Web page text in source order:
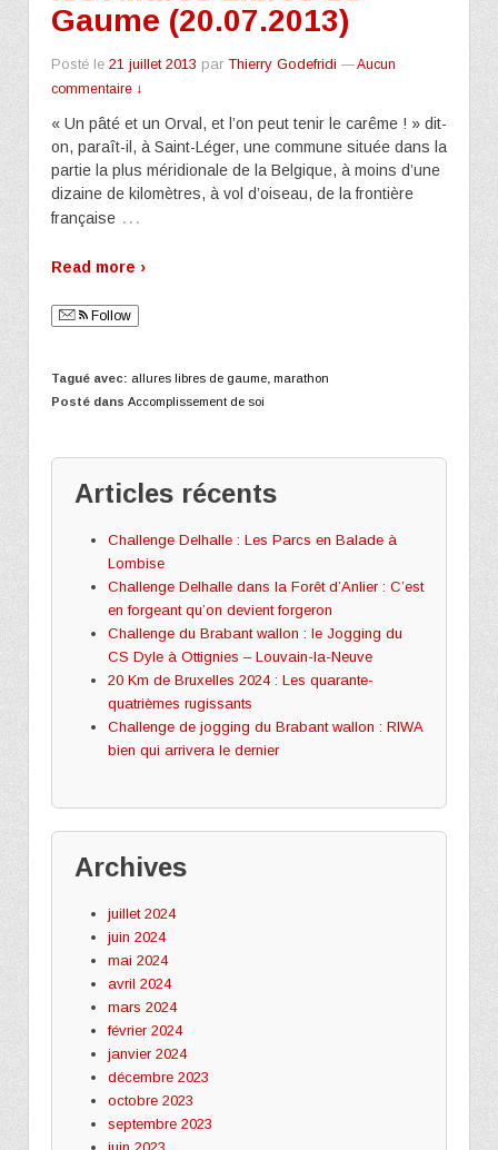
Gaume (20.07.2013)
Posté le 21 juillet 2013 par Thierry Godefridi —Aucun
commentaire ↓
« Un pâté et un Orval, et l’on peut tenir le carême ! » dit-
on, paraît-il, à Saint-Léger, une commune située dans la
partie la plus méridionale de la Belgique, à moins d’une
dizaine de kilomètres, à vol d’oiseau, de la frontière
française …
Read more ›
Follow
Tagué avec: allures libres de gaume marathon
Posté dans Accomplissement de soi
Articles récents
Challenge Delhalle : Les Parcs en Balade à
Lombise
Challenge Delhalle dans la Forêt d’Anlier : C’est
en forgeant qu’on devient forgeron
Challenge du Brabant wallon : le Jogging du
CS Dyle à Ottignies – Louvain-la-Neuve
20 Km de Bruxelles 2024 : Les quarante-
quatrièmes rugissants
Challenge de jogging du Brabant wallon : RIWA
bien qui arrivera le dernier
Archives
juillet 2024
juin 2024
mai 2024
avril 2024
mars 2024
février 2024
janvier 2024
décembre 2023
octobre 2023
septembre 2023